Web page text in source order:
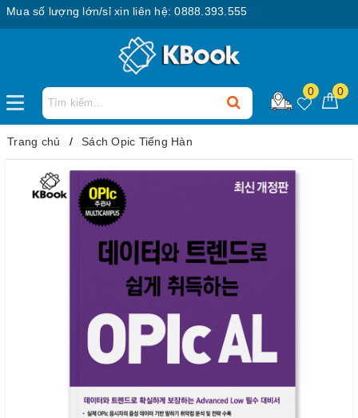
số lượng lớn/sỉ xin liên hệ: 0888.393.555
0 0
Trang chủ Sách Opic Tiếng Hàn